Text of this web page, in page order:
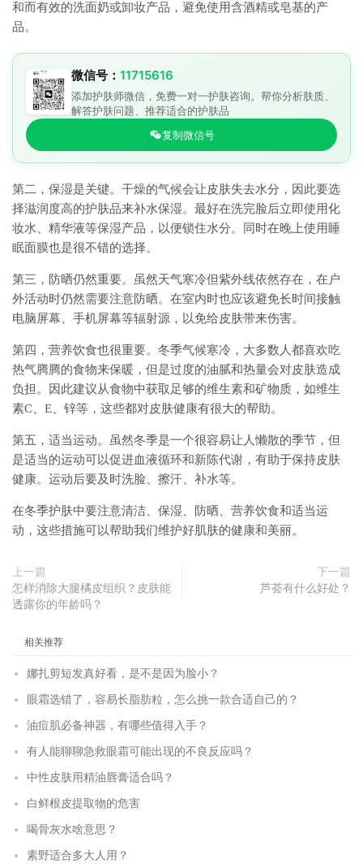
和而有效的洗面奶或卸妆产品，避免使用含酒精或皂基的产
品。
微信号： 11715616
添加护肤师微信，免费一对一护肤咨询。帮你分析肤质、
解答护肤问题、推荐适合的护肤品
复制微信号
第二，保湿是关键。干燥的气候会让皮肤失去水分，因此要选
择滋润度高的护肤品来补水保湿。最好在洗完脸后立即使用化
妆水、精华液等保湿产品，以便锁住水分。同时在晚上使用睡
眠面膜也是很不错的选择。
第三，防晒仍然重要。虽然天气寒冷但紫外线依然存在，在户
外活动时仍然需要注意防晒。在室内时也应该避免长时间接触
电脑屏幕、手机屏幕等辐射源，以免给皮肤带来伤害。
第四，营养饮食也很重要。冬季气候寒冷，大多数人都喜欢吃
热气腾腾的食物来保暖，但是过度的油腻和热量会对皮肤造成
负担。因此建议从食物中获取足够的维生素和矿物质，如维生
素C、E、锌等，这些都对皮肤健康有很大的帮助。
第五，适当运动。虽然冬季是一个很容易让人懒散的季节，但
是适当的运动可以促进血液循环和新陈代谢，有助于保持皮肤
健康。运动后要及时洗脸、擦汗、补水等。
在冬季护肤中要注意清洁、保湿、防晒、营养饮食和适当运
动，这些措施可以帮助我们维护好肌肤的健康和美丽。
上一篇
怎样消除大腿橘皮组织？皮肤能
透露你的年龄吗？
下一篇
芦荟有什么好处？
相关推荐
娜扎剪短发真好看，是不是因为脸小？
眼霜选错了，容易长脂肪粒，怎么挑一款合适自己的？
油痘肌必备神器，有哪些值得入手？
有人能聊聊急救眼霜可能出现的不良反应吗？
中性皮肤用精油唇膏适合吗？
白鲜根皮提取物的危害
喝骨灰水啥意思？
素野适合多大人用？